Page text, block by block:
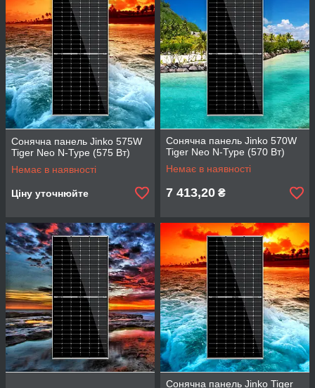
Сонячна панель Jinko 575W
Tiger Neo N-Type (575 Вт)
Немає в наявності
Ціну уточнюйте
Сонячна панель Jinko 570W
Tiger Neo N-Type (570 Вт)
Немає в наявності
7 413,20 ₴
Сонячна панель Jinko Tiger